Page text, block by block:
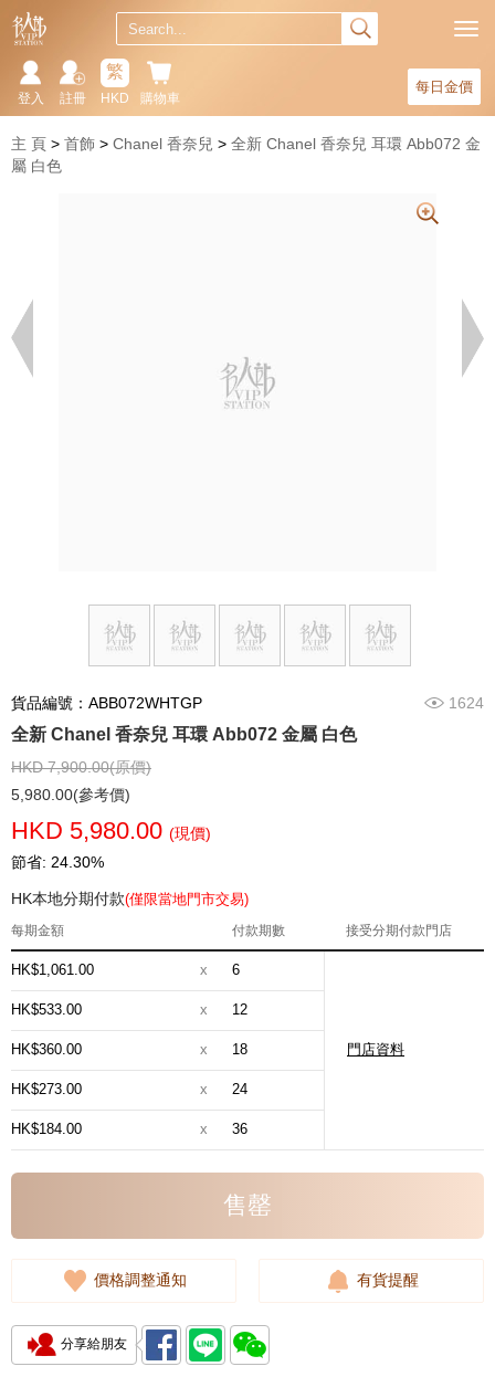
每日金價
購物車
繁
HKD
註冊
登入
主 頁 首飾 Chanel 香奈兒
全新 Chanel 香奈兒 耳環 Abb072 金
屬 白色
貨品編號：ABB072WHTGP 1624
全新 Chanel 香奈兒 耳環 Abb072 金屬 白色
HKD 7,900.00(原價)
5,980.00(參考價)
HKD 5,980.00 (現價)
節省: 24.30%
HK本地分期付款(僅限當地門市交易)
每期金額 付款期數 接受分期付款門店
HK$1,061.00 x 6
門店資料
HK$533.00 x 12
HK$360.00 x 18
HK$273.00 x 24
HK$184.00 x 36
售罄
價格調整通知 有貨提醒
分享給朋友